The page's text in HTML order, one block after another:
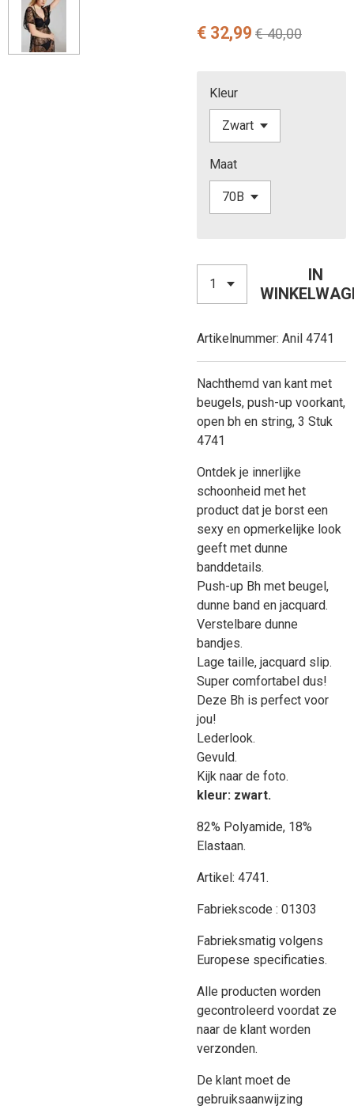
€ 32,99 € 40,00
Kleur
Maat
IN
Artikelnummer: Anil 4741
Nachthemd van kant met
beugels, push-up voorkant,
open bh en string, 3 Stuk
4741
Ontdek je innerlijke
schoonheid met het
product dat je borst een
sexy en opmerkelijke look
geeft met dunne
banddetails.
Push-up Bh met beugel,
dunne band en jacquard.
Verstelbare dunne
bandjes.
Lage taille, jacquard slip.
Super comfortabel dus!
Deze Bh is perfect voor
jou!
Lederlook.
Gevuld.
Kijk naar de foto.
kleur: zwart.
82% Polyamide, 18%
Elastaan.
Artikel: 4741.
Fabriekscode : 01303
Fabrieksmatig volgens
Europese specificaties.
Alle producten worden
gecontroleerd voordat ze
naar de klant worden
verzonden.
De klant moet de
gebruiksaanwijzing